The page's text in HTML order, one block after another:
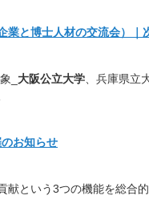
業と博士人材の交流会）
_ 大阪公立大学
兵庫県立
お知らせ
献という3つの機能を総合的